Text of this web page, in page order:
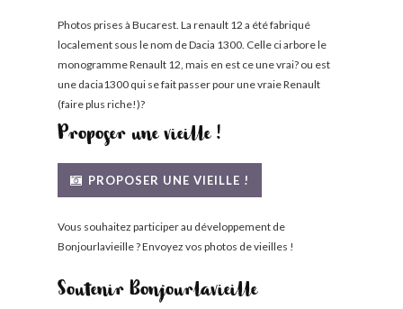
Photos prises à Bucarest. La renault 12 a été fabriqué
localement sous le nom de Dacia 1300. Celle ci arbore le
monogramme Renault 12, mais en est ce une vrai? ou est
une dacia1300 qui se fait passer pour une vraie Renault
(faire plus riche!)?
Proposer une vieille !
PROPOSER UNE VIEILLE !
Vous souhaitez participer au développement de
Bonjourlavieille ? Envoyez vos photos de vieilles !
Soutenir Bonjourlavieille